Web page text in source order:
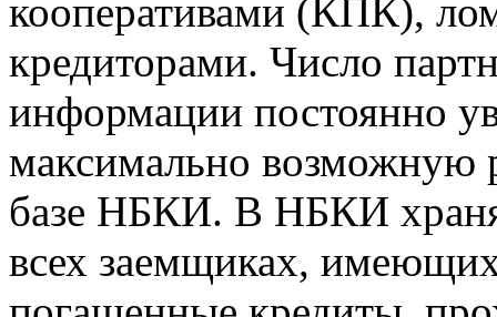
кооперативами (КПК),
кредиторами. Число
информации постоянно
максимально возможную
базе НБКИ. В НБКИ
всех заемщиках,